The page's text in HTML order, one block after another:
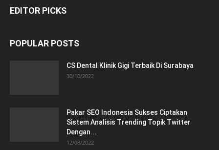
EDITOR PICKS
POPULAR POSTS
CS Dental Klinik Gigi Terbaik Di Surabaya
30/10/2022
Pakar SEO Indonesia Sukses Ciptakan
Sistem Analisis Trending Topik Twitter
Dengan...
12/08/2022